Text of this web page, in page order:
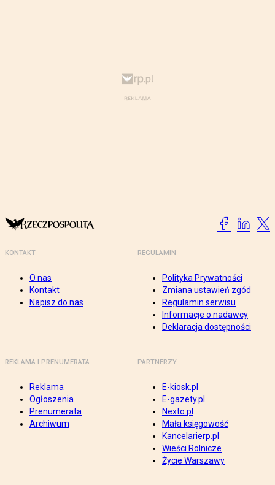
KONTAKT
O nas
Kontakt
Napisz do nas
REGULAMIN
Polityka Prywatności
Zmiana ustawień zgód
Regulamin serwisu
Informacje o nadawcy
Deklaracja dostępności
REKLAMA I PRENUMERATA
Reklama
Ogłoszenia
Prenumerata
Archiwum
PARTNERZY
E-kiosk.pl
E-gazety.pl
Nexto.pl
Mała księgowość
Kancelarierp.pl
Wieści Rolnicze
Życie Warszawy